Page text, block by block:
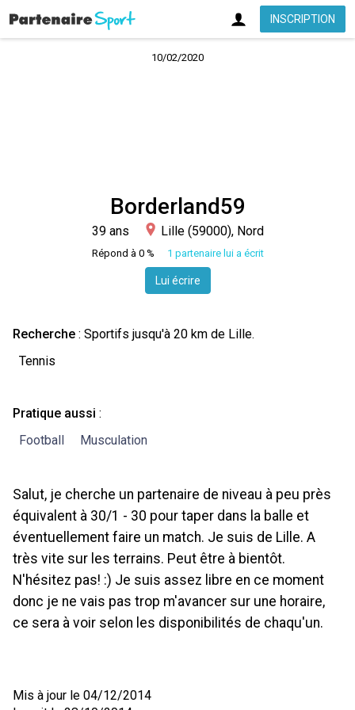
INSCRIPTION
10/02/2020
Borderland59
39 ans Lille (59000), Nord
Répond à 0 % 1 partenaire lui a écrit
Lui écrire
Recherche : Sportifs jusqu'à 20 km de Lille.
Tennis
Pratique aussi :
Football
Musculation
Salut, je cherche un partenaire de niveau à peu près
équivalent à 30/1 - 30 pour taper dans la balle et
éventuellement faire un match. Je suis de Lille. A
très vite sur les terrains. Peut être à bientôt.
N'hésitez pas! :) Je suis assez libre en ce moment
donc je ne vais pas trop m'avancer sur une horaire,
ce sera à voir selon les disponibilités de chaqu'un.
Mis à jour le 04/12/2014